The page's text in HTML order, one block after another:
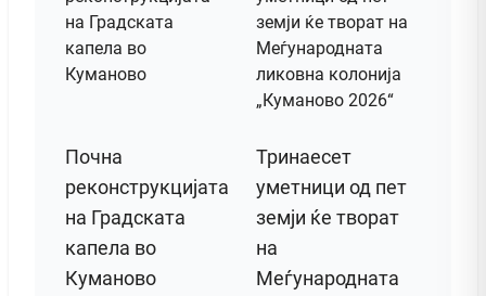
Почна
реконструкцијата
на Градската
капела во
Куманово
Тринаесет
уметници од пет
земји ќе творат
на
Меѓународната